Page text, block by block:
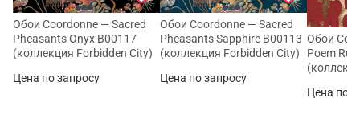
Обои Coordonne — Sacred
Pheasants Onyx B00117
(коллекция Forbidden City)
Цена по запросу
Обои Coordonne — Sacred
Pheasants Sapphire B00113
(коллекция Forbidden City)
Цена по запросу
Обои
Poem
Цена по